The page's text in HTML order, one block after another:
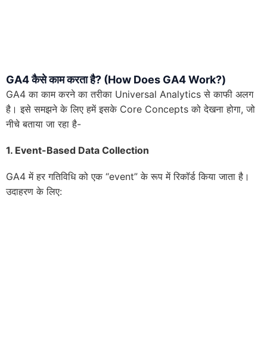
GA4 कैसे काम करता है? (How Does GA4 Work?)
GA4 का काम करने का तरीका Universal Analytics से काफी अलग
है। इसे समझने के लिए हमें इसके Core Concepts को देखना होगा, जो
नीचे बताया जा रहा है-
1. Event-Based Data Collection
GA4 में हर गतिविधि को एक “event” के रूप में रिकॉर्ड किया जाता है।
उदाहरण के लिए: